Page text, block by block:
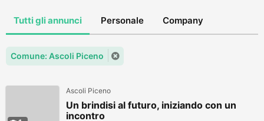
Tutti gli annunci Personale Company
Comune: Ascoli Piceno
Ascoli Piceno
Un brindisi al futuro, iniziando con un
incontro